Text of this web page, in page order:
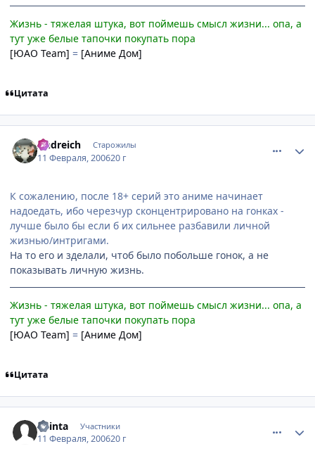
Жизнь - тяжелая штука, вот поймешь смысл жизни... опа, а
тут уже белые тапочки покупать пора
[ЮАО Team] = [Аниме Дом]
Цитата
Andreich Старожилы
11 Февраля, 200620 г
К сожалению, после 18+ серий это аниме начинает
надоедать, ибо черезчур сконцентрировано на гонках -
лучше было бы если б их сильнее разбавили личной
жизнью/интригами.
На то его и зделали, чтоб было побольше гонок, а не
показывать личную жизнь.
Жизнь - тяжелая штука, вот поймешь смысл жизни... опа, а
тут уже белые тапочки покупать пора
[ЮАО Team] = [Аниме Дом]
Цитата
Shinta Участники
11 Февраля, 200620 г